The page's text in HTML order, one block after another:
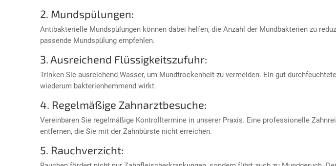
2. Mundspülungen:
Antibakterielle Mundspülungen können dabei helfen, die Anzahl der Mundbakterien zu
passende Mundspülung empfehlen.
3. Ausreichend Flüssigkeitszufuhr:
Trinken Sie ausreichend Wasser, um Mundtrockenheit zu vermeiden. Ein gut
wiederum bakterienhemmend wirkt.
4. Regelmäßige Zahnarztbesuche:
Vereinbaren Sie regelmäßige Kontrolltermine in unserer Praxis. Eine professionelle
entfernen, die Sie mit der Zahnbürste nicht erreichen.
5. Rauchverzicht: